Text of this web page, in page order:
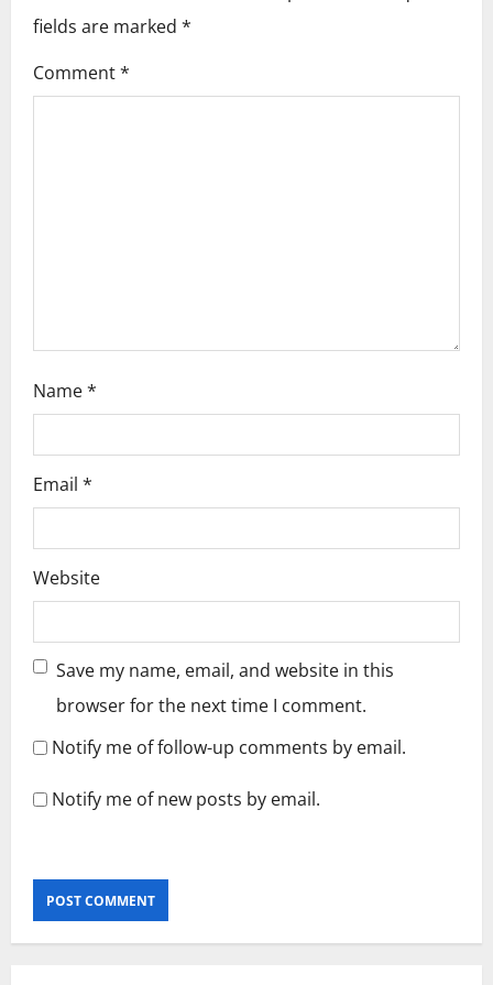
i
g
fields are marked *
Comment*
Name*
Email *
Website
Save my name, email, and website in this
browser for the next time I comment.
Notify me of follow-up comments by email.
Notify me of new posts by email.